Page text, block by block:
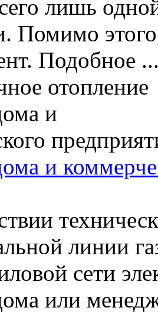
лишь
Помимо
Подобное
и
линии
сети
или